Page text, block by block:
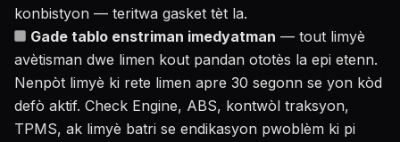
konbistyon — teritwa gasket tèt la.
Gade tablo enstriman imedyatman — tout limyè
avètisman dwe limen kout pandan ototès la epi etenn.
Nenpòt limyè ki rete limen apre 30 segonn se yon kòd
defò aktif. Check Engine, ABS, kontwòl traksyon,
TPMS, ak limyè batri se endikasyon pwoblèm ki pi